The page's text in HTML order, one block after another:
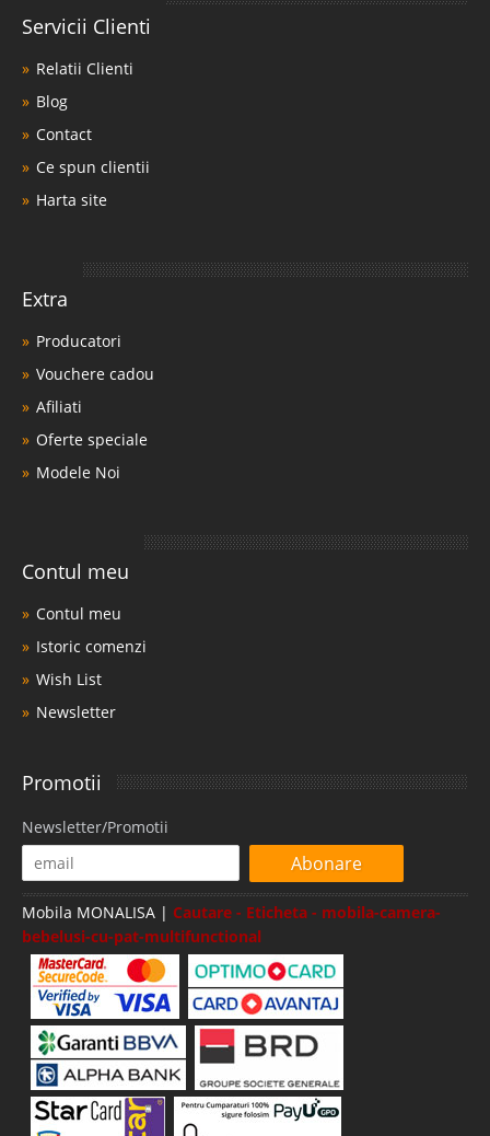
Servicii Clienti
Relatii Clienti
Blog
Contact
Ce spun clientii
Harta site
Extra
Producatori
Vouchere cadou
Afiliati
Oferte speciale
Modele Noi
Contul meu
Contul meu
Istoric comenzi
Wish List
Newsletter
Promotii
Newsletter/Promotii
Abonare
Mobila MONALISA | Cautare - Eticheta - mobila-camera-
bebelusi-cu-pat-multifunctional